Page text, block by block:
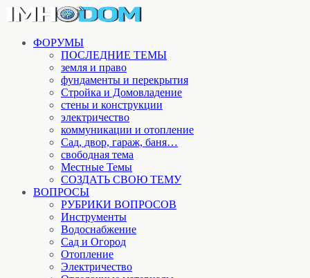
ФОРУМЫ
ПОСЛЕДНИЕ ТЕМЫ
земля и право
фундаменты и перекрытия
Стройка и Домовладение
стены и конструкции
электричество
коммуникации и отопление
Cад, двор, гараж, баня…
свободная тема
Местные Темы
СОЗДАТЬ СВОЮ ТЕМУ
ВОПРОСЫ
РУБРИКИ ВОПРОСОВ
Инструменты
Водоснабжение
Сад и Огород
Отопление
Электричество